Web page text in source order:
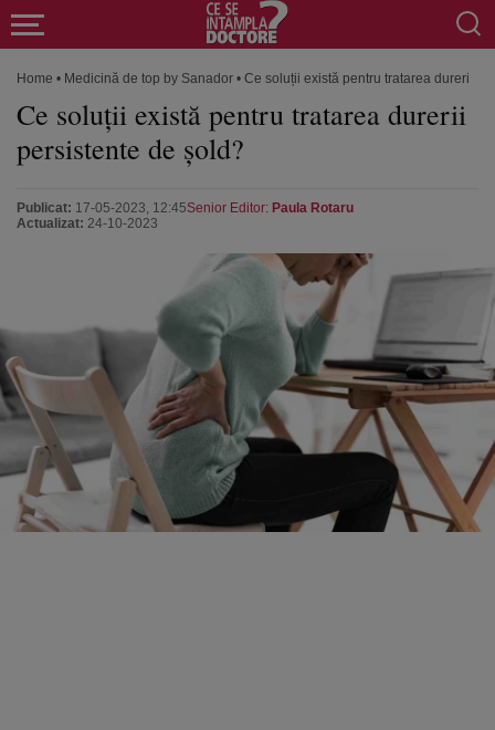
Home • Medicină de top by Sanador • Ce soluții există pentru tratarea durerii
Ce soluții există pentru tratarea durerii
persistente de șold?
Publicat: 17-05-2023, 12:45
Actualizat: 24-10-2023
Senior Editor: Paula Rotaru